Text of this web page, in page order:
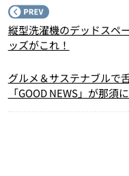
縦型洗濯機のデッドスペ
ッズがこれ！
グルメ＆サステナブルで
「GOOD NEWS」が那須